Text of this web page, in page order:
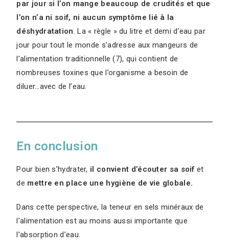
par jour si l’on mange beaucoup de crudités et que
l’on n’a ni soif, ni aucun symptôme lié à la
déshydratation. La « règle » du litre et demi d’eau par
jour pour tout le monde s’adresse aux mangeurs de
l’alimentation traditionnelle (7), qui contient de
nombreuses toxines que l’organisme a besoin de
diluer…avec de l’eau.
En conclusion
Pour bien s’hydrater, il convient d’écouter sa soif et
de mettre en place une hygiène de vie globale.
Dans cette perspective, la teneur en sels minéraux de
l’alimentation est au moins aussi importante que
l’absorption d’eau.